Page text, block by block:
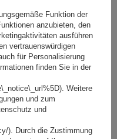
schon am 11. August
Funktion der
anzubieten, den
ausführen
vertrauenswürdigen
für Personalisierung
finden Sie in der
Weitere
und zum
und
). Durch die Zustimmung